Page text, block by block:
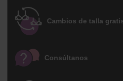
Es de color negro con
finas rayas en color
coquetos anillos en
blanco en la base de los
con los apliques de la
Cambios de talla
Consúltanos